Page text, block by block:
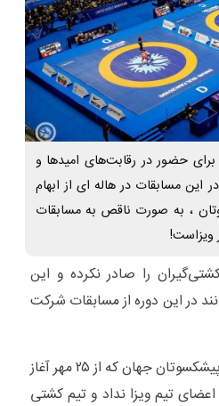
حضور در رقابت‌های امیدها و
این مسابقات در هاله ای از ابهام
، به صورت ناقص به مسابقات
ویزاست!
را صادر نکرده و این
در این دوره از مسابقات شرکت
به گفته فدراسیون کشتی برای مسابقات کشتی پیشکسوتان جهان که از ۲۵ مهر آغاز
تمام اعضای تیم ویزا نداد و تیم کشتی